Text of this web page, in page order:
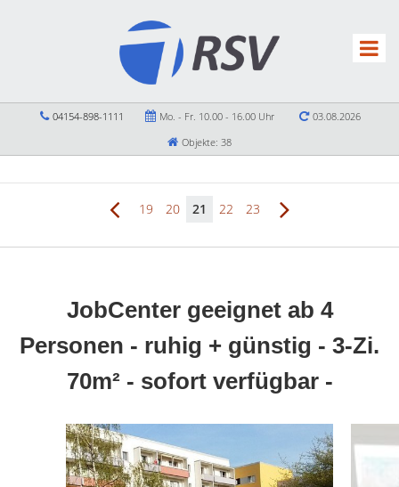
04154-898-1111 Mo. - Fr. 10.00 - 16.00 Uhr
03.08.2026
Objekte: 38
19 20 21 22 23
JobCenter geeignet ab 4
Personen - ruhig + günstig - 3-Zi.
70m² - sofort verfügbar -